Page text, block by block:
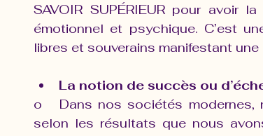
SAVOIR SUPÉRIEUR pour avoir
émotionnel et psychique. C’est
libres et souverains manifestant
La notion de succès ou
o   Dans nos sociétés modernes,
selon les résultats que nous